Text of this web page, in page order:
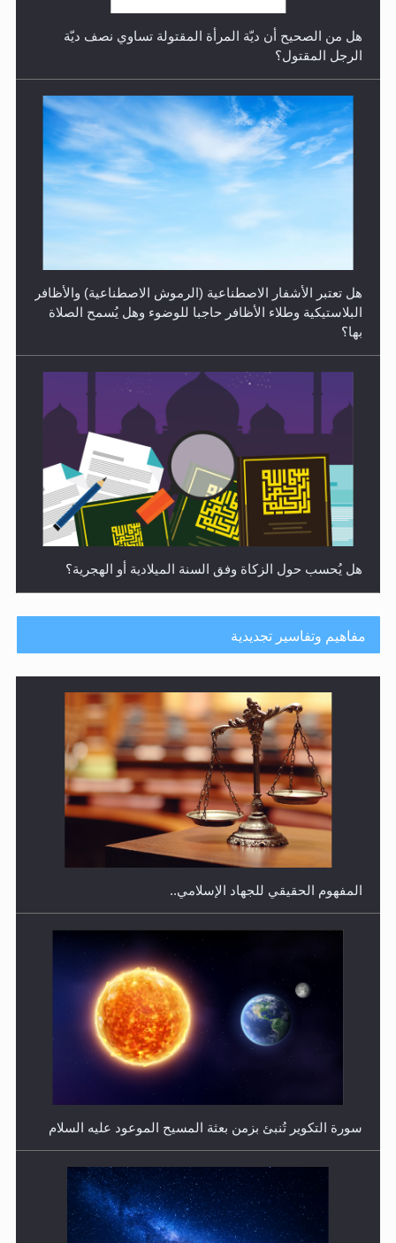
الهجرة: بحث عن الأمن والسلام في سبيل إرساء الأمن
هل من الصحيح أن ديّة المرأة المقتولة تساوي نصف ديّة
الرجل المقتول؟
هل تعتبر الأشفار الاصطناعية (الرموش الاصطناعية) والأظافر
البلاستيكية وطلاء الأظافر حاجبا للوضوء وهل يُسمح الصلاة
بها؟
هل يُحسب حول الزكاة وفق السنة الميلادية أو الهجرية؟
هل يجوز فتح مشروع كوافير نسائي للمحجبات وغير
المحجبات؟
فتوى أمير المؤمنين الميرزا مسرور أحمد أيده الله في أطفال
مفاهيم وتفاسير تجديدية
المفهوم الحقيقي للجهاد الإسلامي..
سورة التكوير تُنبئ بزمن بعثة المسيح الموعود عليه السلام